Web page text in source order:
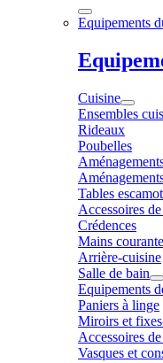
Equipements
Cuisine
Ensembles
Rideaux
Poubelles
Tables
Accessoires
Crédences
Mains
Arrière-cuisine
Salle de bain
Equipements
Paniers à linge
Miroirs et
Accessoires
Vasques et